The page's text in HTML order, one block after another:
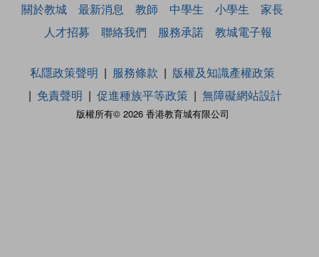
關於教城 最新消息 教師 中學生 小學生
家長
人才招募
聯絡我們 服務承諾 教城電子報
版權所有© 2026 香港教育城有限公司
私隱政策聲明 服務條款
版權及知識產權政策
免責聲明
促進種族平等政策 無障礙網站設計